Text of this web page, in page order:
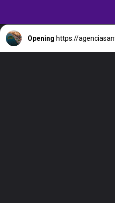
Opening https://